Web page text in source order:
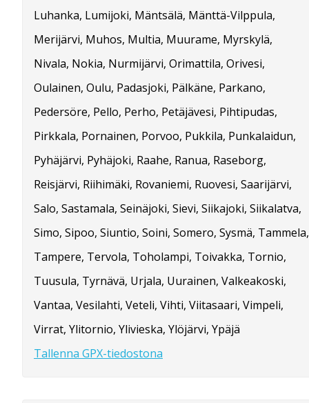
Luhanka, Lumijoki, Mäntsälä, Mänttä-Vilppula,
Merijärvi, Muhos, Multia, Muurame, Myrskylä,
Nivala, Nokia, Nurmijärvi, Orimattila, Orivesi,
Oulainen, Oulu, Padasjoki, Pälkäne, Parkano,
Pedersöre, Pello, Perho, Petäjävesi, Pihtipudas,
Pirkkala, Pornainen, Porvoo, Pukkila, Punkalaidun,
Pyhäjärvi, Pyhäjoki, Raahe, Ranua, Raseborg,
Reisjärvi, Riihimäki, Rovaniemi, Ruovesi, Saarijärvi,
Salo, Sastamala, Seinäjoki, Sievi, Siikajoki, Siikalatva,
Simo, Sipoo, Siuntio, Soini, Somero, Sysmä, Tammela,
Tampere, Tervola, Toholampi, Toivakka, Tornio,
Tuusula, Tyrnävä, Urjala, Uurainen, Valkeakoski,
Vantaa, Vesilahti, Veteli, Vihti, Viitasaari, Vimpeli,
Virrat, Ylitornio, Ylivieska, Ylöjärvi, Ypäjä
Tallenna GPX-tiedostona